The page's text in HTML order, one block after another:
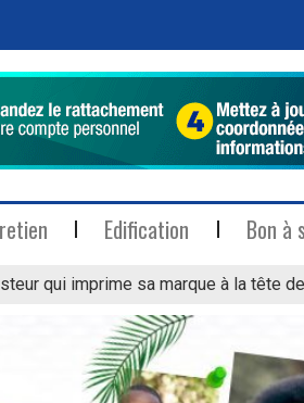
Edification Bon à
qui imprime sa marque à la tête